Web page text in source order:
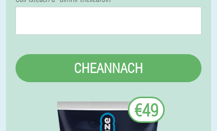
CHEANNACH
€49